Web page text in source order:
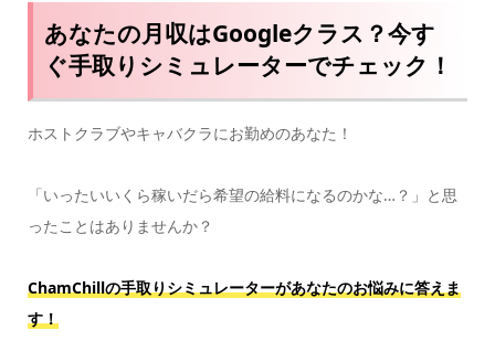
あなたの月収はGoogleクラス？今す
ぐ手取りシミュレーターでチェック！
ホストクラブやキャバクラにお勤めのあなた！
「いったいいくら稼いだら希望の給料になるのかな…？」と思
ったことはありませんか？
ChamChillの手取りシミュレーターがあなたのお悩みに答えま
す！